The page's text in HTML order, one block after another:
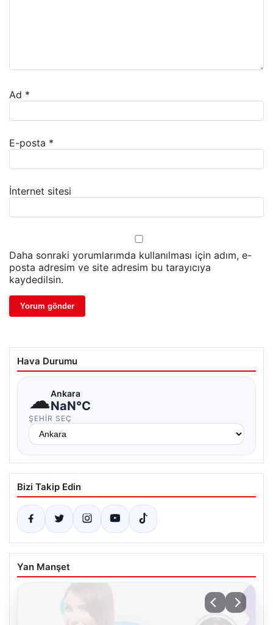
Ad *
E-posta *
İnternet sitesi
Daha sonraki yorumlarımda kullanılması için adım, e-
posta adresim ve site adresim bu tarayıcıya
kaydedilsin.
Hava Durumu
☁Ankara
NaN°C
ŞEHIR SEÇ
Bizi Takip Edin
Yan Manşet